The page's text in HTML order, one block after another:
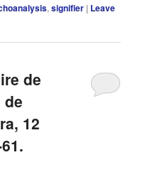
,signifier | Leave
de
de
12